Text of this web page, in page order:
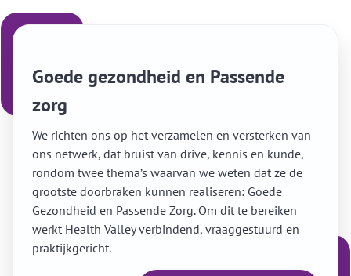
Goede gezondheid en Passende
zorg
We richten ons op het verzamelen en versterken van
ons netwerk, dat bruist van drive, kennis en kunde,
rondom twee thema’s waarvan we weten dat ze de
grootste doorbraken kunnen realiseren: Goede
Gezondheid en Passende Zorg. Om dit te bereiken
werkt Health Valley verbindend, vraaggestuurd en
praktijkgericht.